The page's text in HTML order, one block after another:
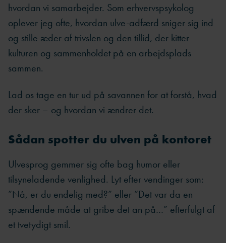
hvordan vi samarbejder. Som erhvervspsykolog
oplever jeg ofte, hvordan ulve-adfærd sniger sig ind
og stille æder af trivslen og den tillid, der kitter
kulturen og sammenholdet på en arbejdsplads
sammen.
Lad os tage en tur ud på savannen for at forstå, hvad
der sker – og hvordan vi ændrer det.
Sådan spotter du ulven på kontoret
Ulvesprog gemmer sig ofte bag humor eller
tilsyneladende venlighed. Lyt efter vendinger som:
”Nå, er du endelig med?” eller ”Det var da en
spændende måde at gribe det an på…” efterfulgt af
et tvetydigt smil.